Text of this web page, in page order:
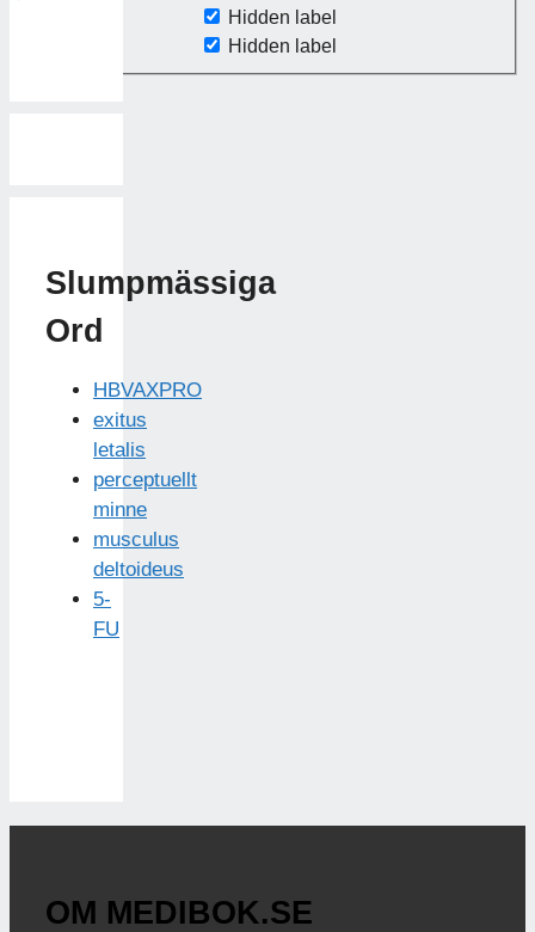
Hidden label
Hidden label
Slumpmässiga
Ord
HBVAXPRO
exitus
letalis
perceptuellt
minne
musculus
deltoideus
5-
FU
OM MEDIBOK.SE